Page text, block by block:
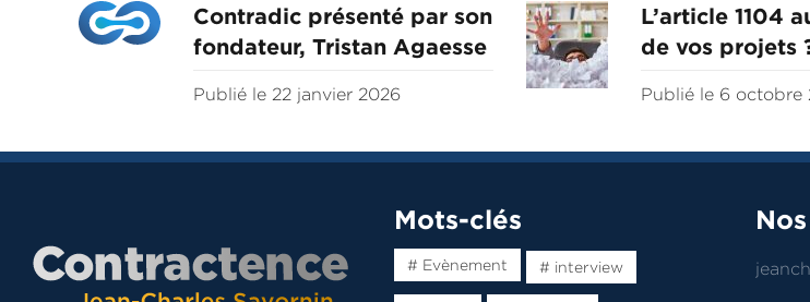
Contradic présenté par son
fondateur, Tristan Agaesse
Publié le 22 janvier 2026
L’article 1104
de vos projets
Publié le 6 octobre
Mots-clés
# Evènement # interview